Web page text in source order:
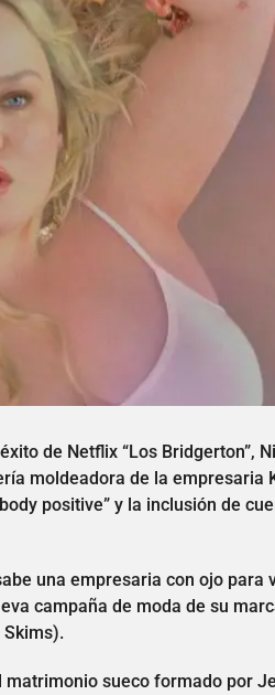
de Netflix “Los Bridgerton”,
moldeadora de la empresaria
positive” y la inclusión de
una empresaria con ojo para
campaña de moda de su
Skims).
sueco formado por